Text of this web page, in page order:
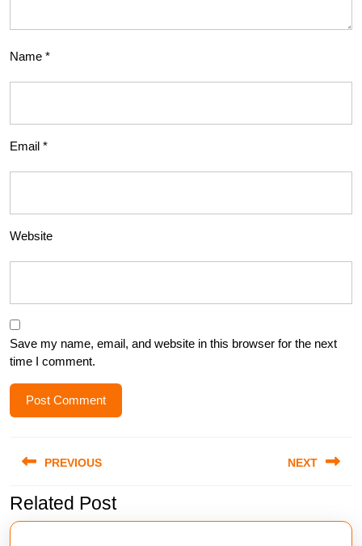
Name *
Email *
Website
Save my name, email, and website in this browser for the next
time I comment.
navigation
PREVIOUS
Previous
post:
NEXT
post:
Related Post